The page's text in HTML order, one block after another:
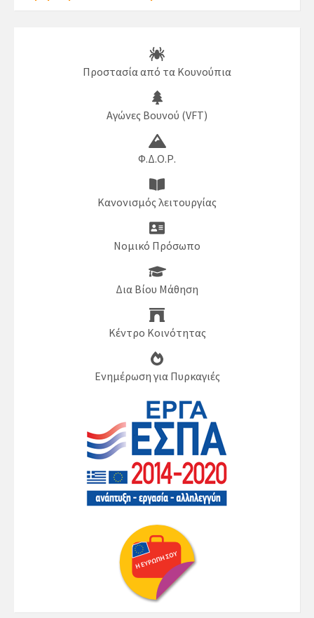
Προστασία από τα Κουνούπια
Αγώνες Βουνού (VFT)
Φ.Δ.Ο.Ρ.
Κανονισμός λειτουργίας
Νομικό Πρόσωπο
Δια Βίου Μάθηση
Κέντρο Κοινότητας
Ενημέρωση για Πυρκαγιές